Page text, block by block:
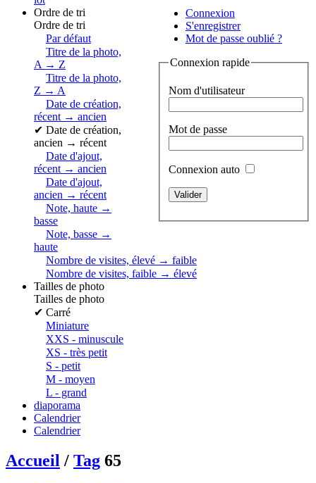
Connexion
S'enregistrer
Mot de passe oublié ?
Connexion rapide
Nom d'utilisateur
Mot de passe
Connexion auto
Ordre de tri
Ordre de tri
Par défaut
Titre de la photo,
A → Z
Titre de la photo,
Z → A
Date de création,
récent → ancien
✔ Date de création,
ancien → récent
Date d'ajout,
récent → ancien
Date d'ajout,
ancien → récent
Note, haute →
basse
Note, basse →
haute
Nombre de visites, élevé → faible
Nombre de visites, faible → élevé
Tailles de photo
Tailles de photo
✔ Carré
Miniature
XXS - minuscule
XS - très petit
S - petit
M - moyen
L - grand
diaporama
Calendrier
Calendrier
Accueil / Tag 65